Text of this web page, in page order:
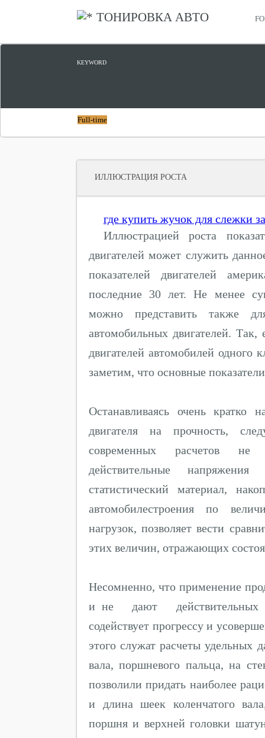
ТОНИРОВКА АВТО
KEYWORD
Full-time
ИЛЛЮСТРАЦИЯ РОСТА
где купить жучок для слежки
Иллюстрацией роста
двигателей может служить
показателей двигателей
последние 30 лет. Не менее
можно представить также
автомобильных двигателей. Так,
двигателей автомобилей
заметим, что основные
Останавливаясь очень кратко
двигателя на прочность,
современных расчетов не
действительные
статистический материал,
автомобилестроения по
нагрузок, позволяет вести
этих величин, отражающих
Несомненно, что применение
и не дают действительных
содействует прогрессу и
этого служат расчеты удельных
вала, поршневого пальца, на
позволили придать наиболее
и длина шеек коленчатого
поршня и верхней головки